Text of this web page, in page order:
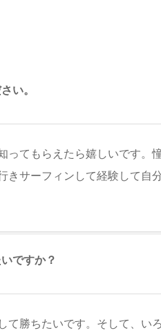
い。
ってもらえたら嬉しいです。
きサーフィンして経験して自
ですか？
て勝ちたいです。そして、い